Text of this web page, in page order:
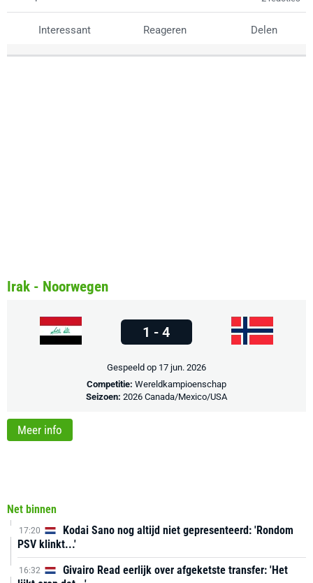
Interessant Reageren Delen
Net binnen
17:20
Kodai Sano nog altijd niet gepresenteerd: 'Rondom
PSV klinkt...'
16:32
Givairo Read eerlijk over afgeketste transfer: 'Het
Irak - Noorwegen
1 - 4
Gespeeld op 17 jun. 2026
Competitie: Wereldkampioenschap
Seizoen: 2026 Canada/Mexico/USA
Meer info